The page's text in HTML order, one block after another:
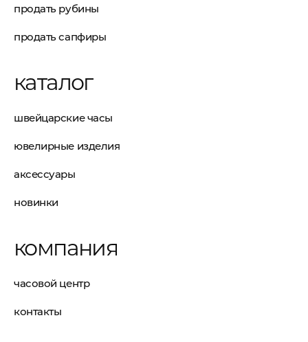
продать рубины
продать сапфиры
каталог
швейцарские часы
ювелирные изделия
аксессуары
новинки
компания
часовой центр
контакты